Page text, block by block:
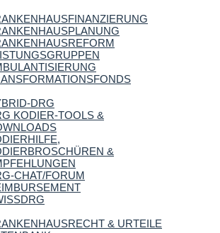
DRG
KODIER-TOOLS &
&
CHAT/FORUM
& URTEILE